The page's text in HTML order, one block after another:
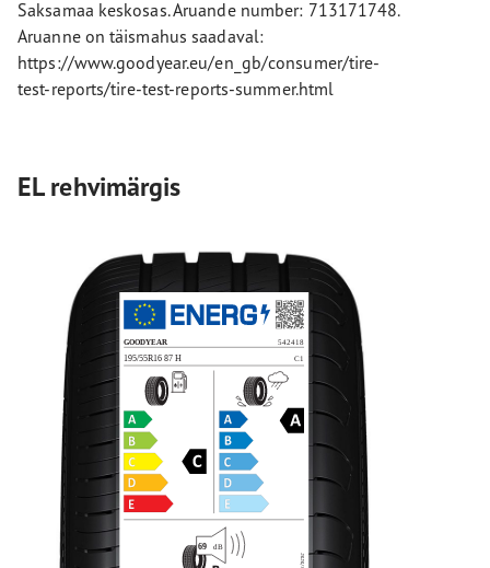
Saksamaa keskosas. Aruande number: 713171748.
Aruanne on täismahus saadaval:
https://www.goodyear.eu/en_gb/consumer/tire-
test-reports/tire-test-reports-summer.html
EL rehvimärgis